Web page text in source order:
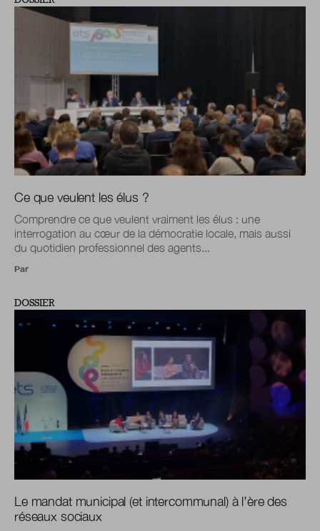
Ce que veulent les élus ?
Comprendre ce que veulent vraiment les élus : une
interrogation au cœur de la démocratie locale, mais aussi
du quotidien professionnel des agents...
Par
DOSSIER
Le mandat municipal (et intercommunal) à l’ère des
réseaux sociaux